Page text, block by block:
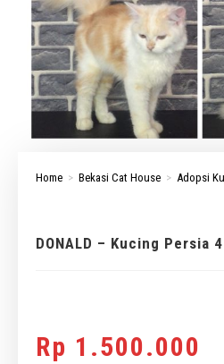
Home > Bekasi Cat House > Adopsi
DONALD – Kucing Persia
Rp 1.500.000